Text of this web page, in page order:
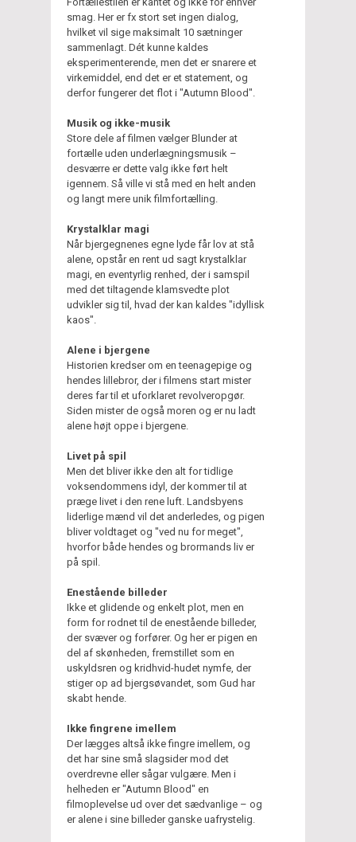
smag. Her er fx stort set ingen dialog,
hvilket vil sige maksimalt 10 sætninger
sammenlagt. Dét kunne kaldes
eksperimenterende, men det er snarere et
virkemiddel, end det er et statement, og
derfor fungerer det flot i "Autumn Blood".
Musik og ikke-musik
Store dele af filmen vælger Blunder at
fortælle uden underlægningsmusik –
desværre er dette valg ikke ført helt
igennem. Så ville vi stå med en helt anden
og langt mere unik filmfortælling.
Krystalklar magi
Når bjergegnenes egne lyde får lov at stå
alene, opstår en rent ud sagt krystalklar
magi, en eventyrlig renhed, der i samspil
med det tiltagende klamsvedte plot
udvikler sig til, hvad der kan kaldes "idyllisk
kaos".
Alene i bjergene
Historien kredser om en teenagepige og
hendes lillebror, der i filmens start mister
deres far til et uforklaret revolveropgør.
Siden mister de også moren og er nu ladt
alene højt oppe i bjergene.
Livet på spil
Men det bliver ikke den alt for tidlige
voksendommens idyl, der kommer til at
præge livet i den rene luft. Landsbyens
liderlige mænd vil det anderledes, og pigen
bliver voldtaget og "ved nu for meget",
hvorfor både hendes og brormands liv er
på spil.
Enestående billeder
Ikke et glidende og enkelt plot, men en
form for rodnet til de enestående billeder,
der svæver og forfører. Og her er pigen en
del af skønheden, fremstillet som en
uskyldsren og kridhvid-hudet nymfe, der
stiger op ad bjergsøvandet, som Gud har
skabt hende.
Ikke fingrene imellem
Der lægges altså ikke fingre imellem, og
det har sine små slagsider mod det
overdrevne eller sågar vulgære. Men i
helheden er "Autumn Blood" en
filmoplevelse ud over det sædvanlige – og
er alene i sine billeder ganske uafrystelig.